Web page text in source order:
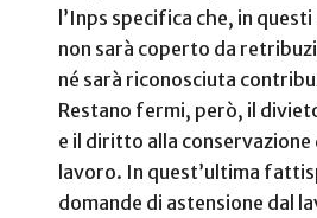
l’Inps specifica che, in
non sarà coperto da
né sarà riconosciuta
Restano fermi, però, il
e il diritto alla conservazione
lavoro. In quest’ultima
domande di astensione dal